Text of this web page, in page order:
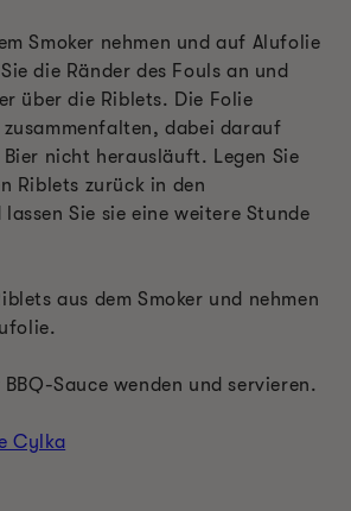
Smoker nehmen und auf Alufolie
die Ränder des Fouls an und
über die Riblets. Die Folie
dabei darauf
nicht herausläuft. Legen Sie
Riblets zurück in den
Sie sie eine weitere Stunde
aus dem Smoker und nehmen
Sauce wenden und servieren.
Cylka